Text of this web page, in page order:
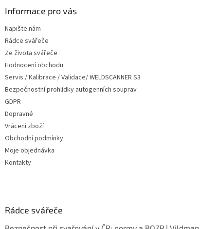
Informace pro vás
Napište nám
Rádce svářeče
Ze života svářeče
Hodnocení obchodu
Servis / Kalibrace / Validace/ WELDSCANNER S3
Bezpečnostní prohlídky autogenních souprav
GDPR
Dopravné
Vrácení zboží
Obchodní podmínky
Moje objednávka
Kontakty
Rádce svářeče